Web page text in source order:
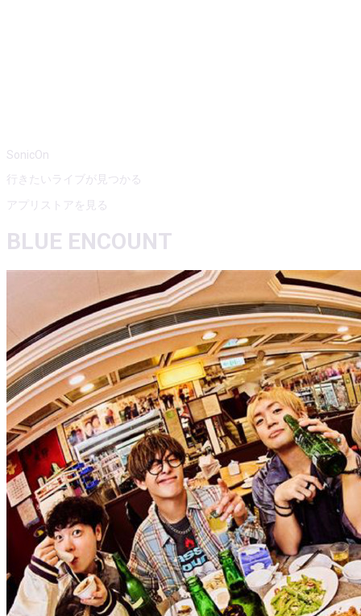
SonicOn
行きたいライブが見つかる
アプリストアを見る
BLUE ENCOUNT